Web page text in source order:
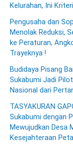
Kelurahan, Ini
Pengusaha dan
Menolak Reduksi,
ke Peraturan,
Trayeknya !
Budidaya Pisang
Sukabumi Jadi
Nasional dari
TASYAKURAN
Sukabumi dengan
Mewujudkan Desa
Kesejahteraan